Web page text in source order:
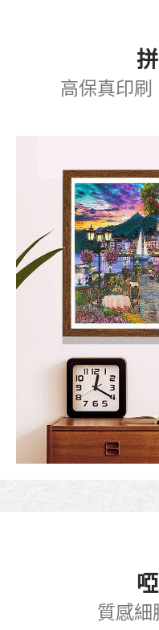
高保真印刷
質感細